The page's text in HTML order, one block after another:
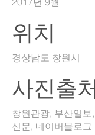
위치
경상남도 창원시
사진출
창원관광, 부산일
신문, 네이버블로그